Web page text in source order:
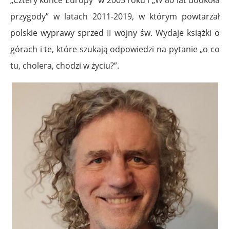
przygody” w latach 2011-2019, w którym powtarzał
polskie wyprawy sprzed II wojny św. Wydaje książki o
górach i te, które szukają odpowiedzi na pytanie „o co
tu, cholera, chodzi w życiu?”.